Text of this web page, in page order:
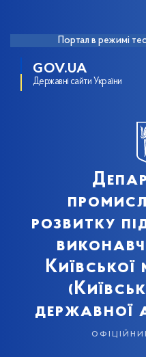
Портал в режимі
GOV.UA
Державні сайти України
розвитку
Київської
державної